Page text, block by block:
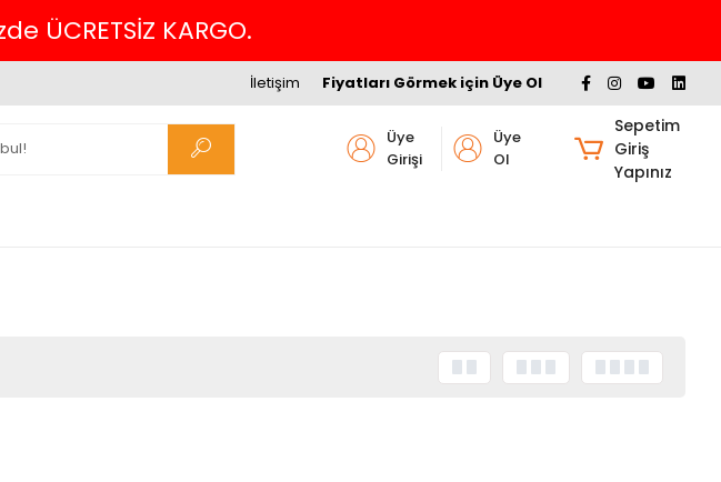
ÜCRETSİZ KARGO.
Fiyatları Görmek için Üye Ol
İletişim
Üye
Girişi
Üye
Ol
Sepetim
Giriş
Yapınız